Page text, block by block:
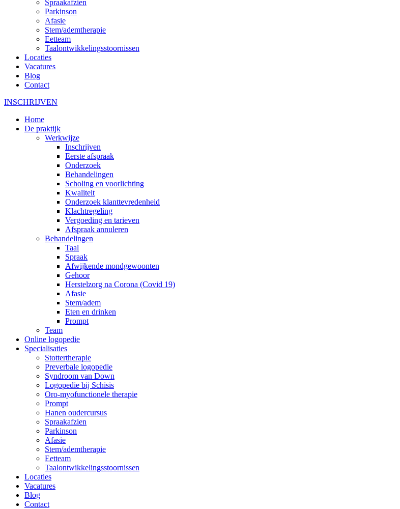
Spraakafzien
Parkinson
Afasie
Stem/ademtherapie
Eetteam
Taalontwikkelingsstoornissen
Locaties
Vacatures
Blog
Contact
INSCHRIJVEN
Home
De praktijk
Werkwijze
Inschrijven
Eerste afspraak
Onderzoek
Behandelingen
Scholing en voorlichting
Kwaliteit
Onderzoek klanttevredenheid
Klachtregeling
Vergoeding en tarieven
Afspraak annuleren
Behandelingen
Taal
Spraak
Afwijkende mondgewoonten
Gehoor
Herstelzorg na Corona (Covid 19)
Afasie
Stem/adem
Eten en drinken
Prompt
Team
Online logopedie
Specialisaties
Stottertherapie
Preverbale logopedie
Syndroom van Down
Logopedie bij Schisis
Oro-myofunctionele therapie
Prompt
Hanen oudercursus
Spraakafzien
Parkinson
Afasie
Stem/ademtherapie
Eetteam
Taalontwikkelingsstoornissen
Locaties
Vacatures
Blog
Contact